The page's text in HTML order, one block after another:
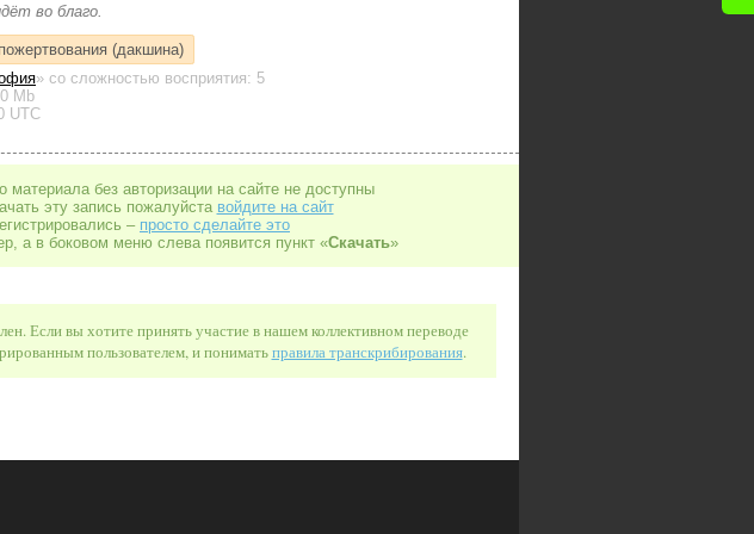
во благо.
пожертвования (дакшина)
» со сложностью восприятия: 5
0 Mb
UTC
материала без авторизации на сайте не доступны
эту запись пожалуйста войдите на сайт
– просто сделайте это
а в боковом меню слева появится пункт «Скачать»
Если вы хотите принять участие в нашем коллективном переводе
пользователем, и пониматьправила транскрибирования.